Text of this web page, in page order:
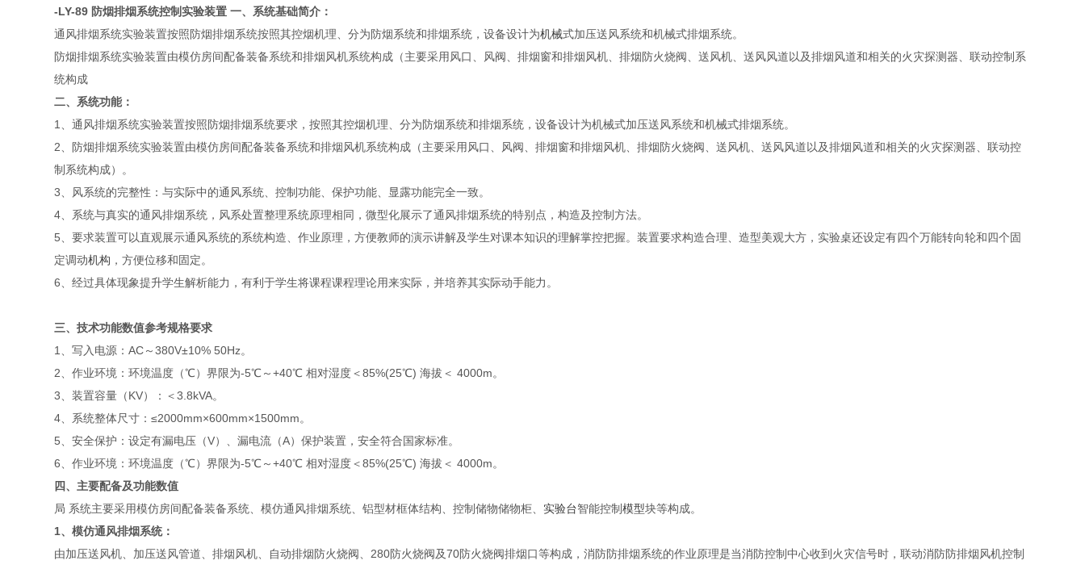
-LY-89 防烟排烟系统控制实验装置 一、系统基础简介：
通风排烟系统实验装置按照防烟排烟系统按照其控烟机理、分为防烟系统和排烟系统，设备设计为机械式加压送风系统和机械式排烟系统。
防烟排烟系统实验装置由模仿房间配备装备系统和排烟风机系统构成（主要采用风口、风阀、排烟窗和排烟风机、排烟防火烧阀、送风机、送风风道以及排烟风道和相关的火灾探测器、联动控制系
统构成
二、系统功能：
1、通风排烟系统实验装置按照防烟排烟系统要求，按照其控烟机理、分为防烟系统和排烟系统，设备设计为机械式加压送风系统和机械式排烟系统。
2、防烟排烟系统实验装置由模仿房间配备装备系统和排烟风机系统构成（主要采用风口、风阀、排烟窗和排烟风机、排烟防火烧阀、送风机、送风风道以及排烟风道和相关的火灾探测器、联动控
制系统构成）。
3、风系统的完整性：与实际中的通风系统、控制功能、保护功能、显露功能完全一致。
4、系统与真实的通风排烟系统，风系处置整理系统原理相同，微型化展示了通风排烟系统的特别点，构造及控制方法。
5、要求装置可以直观展示通风系统的系统构造、作业原理，方便教师的演示讲解及学生对课本知识的理解掌控把握。装置要求构造合理、造型美观大方，实验桌还设定有四个万能转向轮和四个固
定调动机构 ，方便位移和固定。
6、经过具体现象提升学生解析能力，有利于学生将课程课程理论用来实际，并培养其实际动手能力。
三、技术功能数值参考规格要求
1、写入电源：AC～380V±10% 50Hz。
2、作业环境：环境温度（℃）界限为-5℃～+40℃ 相对湿度＜85%(25℃) 海拔＜ 4000m。
3、装置容量（KV）：＜3.8kVA。
4、系统整体尺寸：≤2000mm×600mm×1500mm。
5、安全保护：设定有漏电压（V）、漏电流（A）保护装置，安全符合国家标准。
6、作业环境：环境温度（℃）界限为-5℃～+40℃ 相对湿度＜85%(25℃) 海拔＜ 4000m。
四、主要配备及功能数值
局 系统主要采用模仿房间配备装备系统、模仿通风排烟系统、铝型材框体结构、控制储物储物柜、 实验台智能控制模型块等构成。
1、模仿通风排烟系统：
由加压送风机、加压送风管道、排烟风机、自动排烟防火烧阀、280防火烧阀及70防火烧阀排烟口等构成，消防防排烟系统的作业原理是当消防控制中心收到火灾信号时，联动消防防排烟风机控制